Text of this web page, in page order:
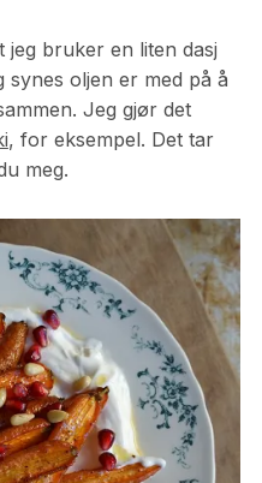
jeg bruker en liten dasj
synes oljen er med på å
Jeg gjør det
, for eksempel. Det tar
meg.